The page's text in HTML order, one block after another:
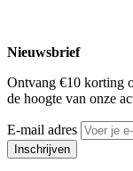
Nieuwsbrief
Ontvang €10 korting
de hoogte van onze
E-mail adres
Inschrijven